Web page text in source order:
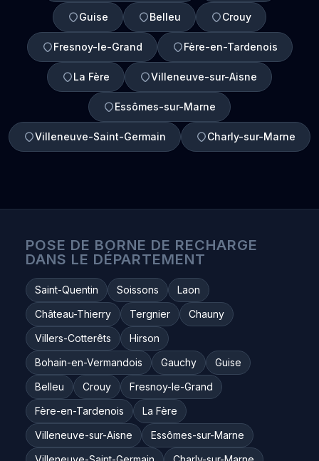
Guise Belleu Crouy
Fresnoy-le-Grand Fère-en-Tardenois
La Fère Villeneuve-sur-Aisne
Essômes-sur-Marne
Villeneuve-Saint-Germain Charly-sur-Marne
POSE DE BORNE DE RECHARGE
DANS LE DÉPARTEMENT
Saint-Quentin Soissons
Laon
Château-Thierry
Tergnier
Chauny
Villers-Cotterêts
Hirson
Bohain-en-Vermandois
Gauchy
Guise
Belleu
Crouy
Fresnoy-le-Grand
Fère-en-Tardenois
La Fère
Villeneuve-sur-Aisne
Essômes-sur-Marne